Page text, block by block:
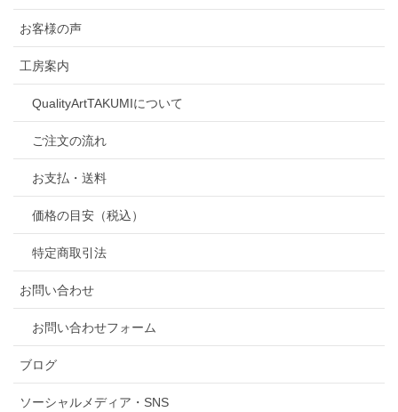
お客様の声
工房案内
QualityArtTAKUMIについて
ご注文の流れ
お支払・送料
価格の目安（税込）
特定商取引法
お問い合わせ
お問い合わせフォーム
ブログ
ソーシャルメディア・SNS